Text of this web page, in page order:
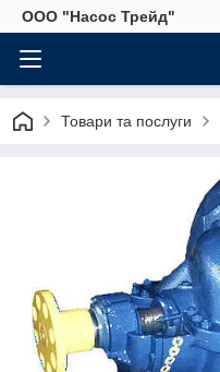
ООО "Насос Трейд"
Товари та послуги